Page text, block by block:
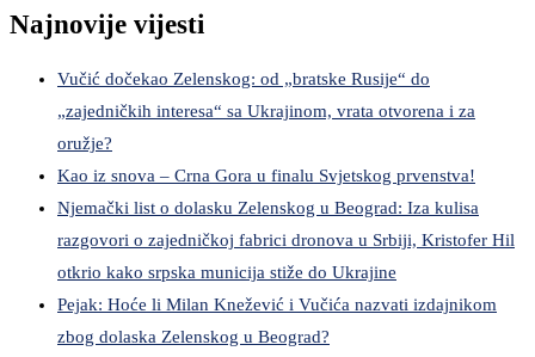
Najnovije vijesti
Vučić dočekao Zelenskog: od „bratske Rusije“ do
„zajedničkih interesa“ sa Ukrajinom, vrata otvorena i za
oružje?
Kao iz snova – Crna Gora u finalu Svjetskog prvenstva!
Njemački list o dolasku Zelenskog u Beograd: Iza kulisa
razgovori o zajedničkoj fabrici dronova u Srbiji, Kristofer Hil
otkrio kako srpska municija stiže do Ukrajine
Pejak: Hoće li Milan Knežević i Vučića nazvati izdajnikom
zbog dolaska Zelenskog u Beograd?